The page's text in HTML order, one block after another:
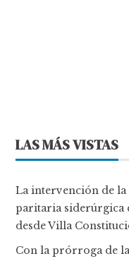
LAS MÁS VISTAS
La intervención de
paritaria siderúrgica
desde Villa
Con la prórroga de